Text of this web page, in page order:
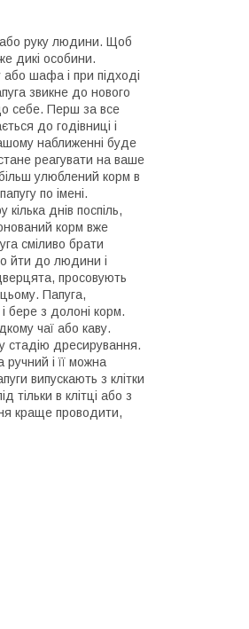
або руку людини. Щоб
дикі особини.
або шафа і при підході
звикне до нового
себе. Перш за все
до годівниці і
наближенні буде
реагувати на ваше
улюблений корм в
по імені.
днів поспіль,
корм вже
сміливо брати
йти до людини і
просовують
Папуга,
бере з долоні корм.
чаї або каву.
стадію дресирування.
і її можна
випускають з клітки
тільки в клітці або з
краще проводити,